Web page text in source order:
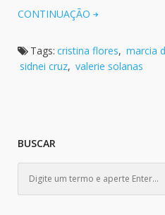
CONTINUAÇÃO
Tags: cristina flores, marcia
sidnei cruz, valerie solanas
BUSCAR